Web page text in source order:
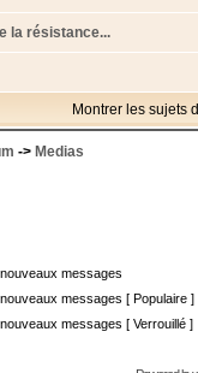
la résistance...
Montrer les sujets
-> Medias
messages
messages [ Populaire ]
messages [ Verrouillé ]